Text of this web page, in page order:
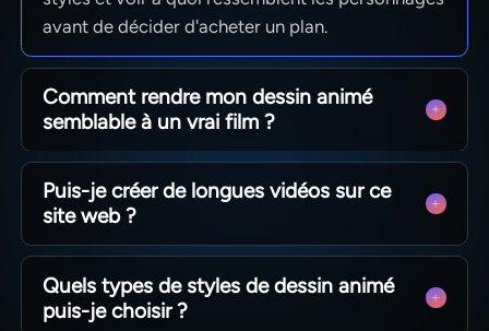
avant de décider d'acheter un plan.
Comment rendre mon dessin animé
semblable à un vrai film ?
Utilisez les paramètres Nano de Magiclight AI.
Cela vous permet de choisir exactement
comment les personnages se tiennent et quelles
expressions faciales ils ont, rendant l'histoire plus
réelle et émotionnelle.
Puis-je créer de longues vidéos sur ce
site web ?
Oui. Vous pouvez utiliser des scripts très longs
(jusqu'à 12 000 mots), et Magiclight AI peut
créer des vidéos d'une durée allant jusqu'à 50
Quels types de styles de dessin animé
puis-je choisir ?